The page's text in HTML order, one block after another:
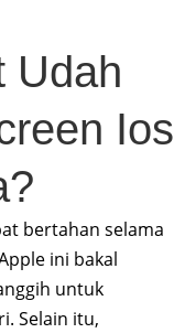
Udah
Ios
bertahan selama
ini bakal
untuk
Selain itu,